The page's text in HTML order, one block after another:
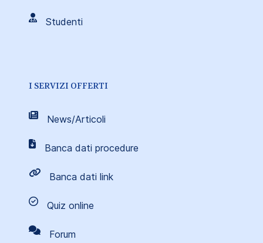
Studenti
I SERVIZI OFFERTI
News/Articoli
Banca dati procedure
Banca dati link
Quiz online
Forum